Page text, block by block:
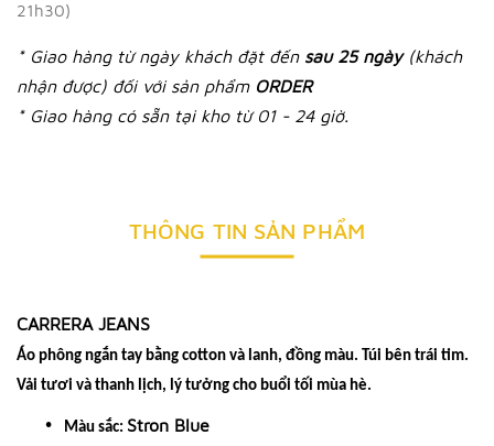
21h30)
* Giao hàng từ ngày khách đặt đến sau 25 ngày (khách
nhận được) đối với sản phẩm ORDER
* Giao hàng có sẵn tại kho từ 01 - 24 giờ.
THÔNG TIN SẢN PHẨM
CARRERA JEANS
Áo phông ngắn tay bằng cotton và lanh, đồng màu. Túi bên trái tim.
Vải tươi và thanh lịch, lý tưởng cho buổi tối mùa hè.
Màu sắc: Stron Blue